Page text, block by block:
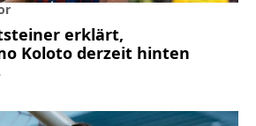
erklärt,
Koloto derzeit hinten